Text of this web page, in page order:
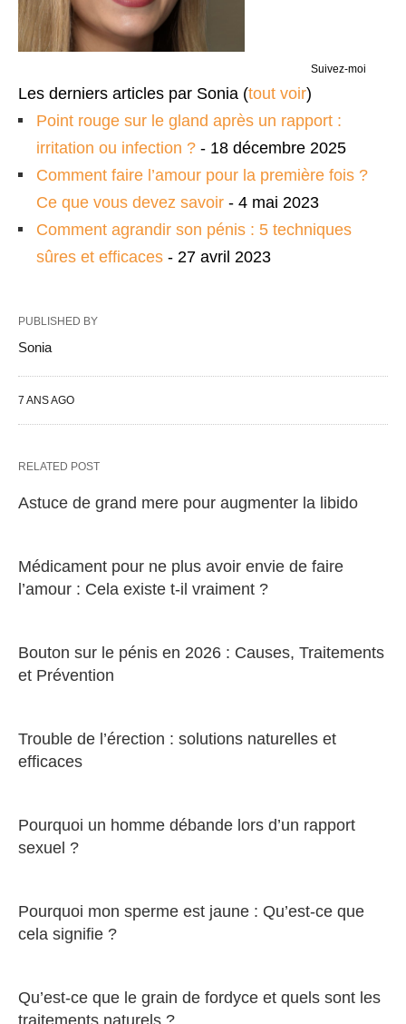
Suivez-moi
Les derniers articles par Sonia (tout voir)
Point rouge sur le gland après un rapport :
irritation ou infection ? - 18 décembre 2025
Comment faire l’amour pour la première fois ?
Ce que vous devez savoir - 4 mai 2023
Comment agrandir son pénis : 5 techniques
sûres et efficaces - 27 avril 2023
PUBLISHED BY
Sonia
7 ANS AGO
RELATED POST
Astuce de grand mere pour augmenter la libido
Médicament pour ne plus avoir envie de faire
l’amour : Cela existe t-il vraiment ?
Bouton sur le pénis en 2026 : Causes, Traitements
et Prévention
Trouble de l’érection : solutions naturelles et
efficaces
Pourquoi un homme débande lors d’un rapport
sexuel ?
Pourquoi mon sperme est jaune : Qu’est-ce que
cela signifie ?
Qu’est-ce que le grain de fordyce et quels sont les
traitements naturels ?